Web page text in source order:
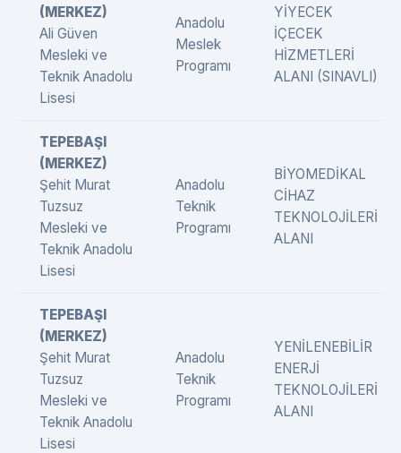
(MERKEZ)
Ali Güven
Mesleki ve
Teknik Anadolu
Lisesi
Anadolu
Meslek
Programı
YİYECEK
İÇECEK
HİZMETLERİ
ALANI (SINAVLI)
TEPEBAŞI
(MERKEZ)
Şehit Murat
Tuzsuz
Mesleki ve
Teknik Anadolu
Lisesi
Anadolu
Teknik
Programı
BİYOMEDİKAL
CİHAZ
TEKNOLOJİLERİ
ALANI
TEPEBAŞI
(MERKEZ)
Şehit Murat
Tuzsuz
Mesleki ve
Teknik Anadolu
Lisesi
Anadolu
Teknik
Programı
YENİLENEBİLİR
ENERJİ
TEKNOLOJİLERİ
ALANI